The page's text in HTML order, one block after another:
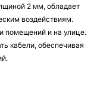
2 мм, обладает
воздействиям.
помещений и на улице.
кабели, обеспечивая